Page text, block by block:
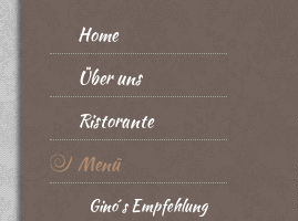
Home
Über uns
Ristorante
Menü
Gino´s Empfehlung